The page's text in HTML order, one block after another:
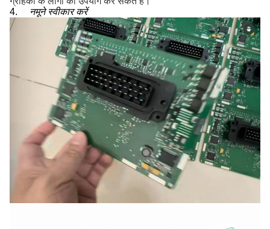
4.
नमूने स्वीकार करें